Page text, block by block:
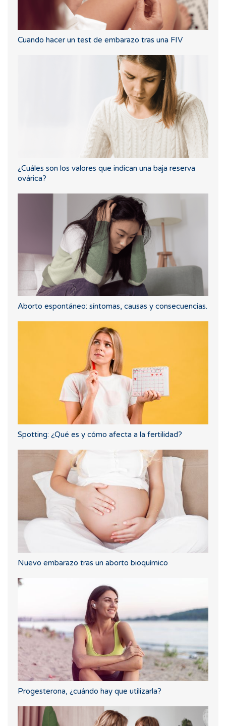
Cuando hacer un test de embarazo tras una FIV
¿Cuáles son los valores que indican una baja reserva
ovárica?
Aborto espontáneo: síntomas, causas y consecuencias.
Spotting: ¿Qué es y cómo afecta a la fertilidad?
Nuevo embarazo tras un aborto bioquímico
Progesterona, ¿cuándo hay que utilizarla?